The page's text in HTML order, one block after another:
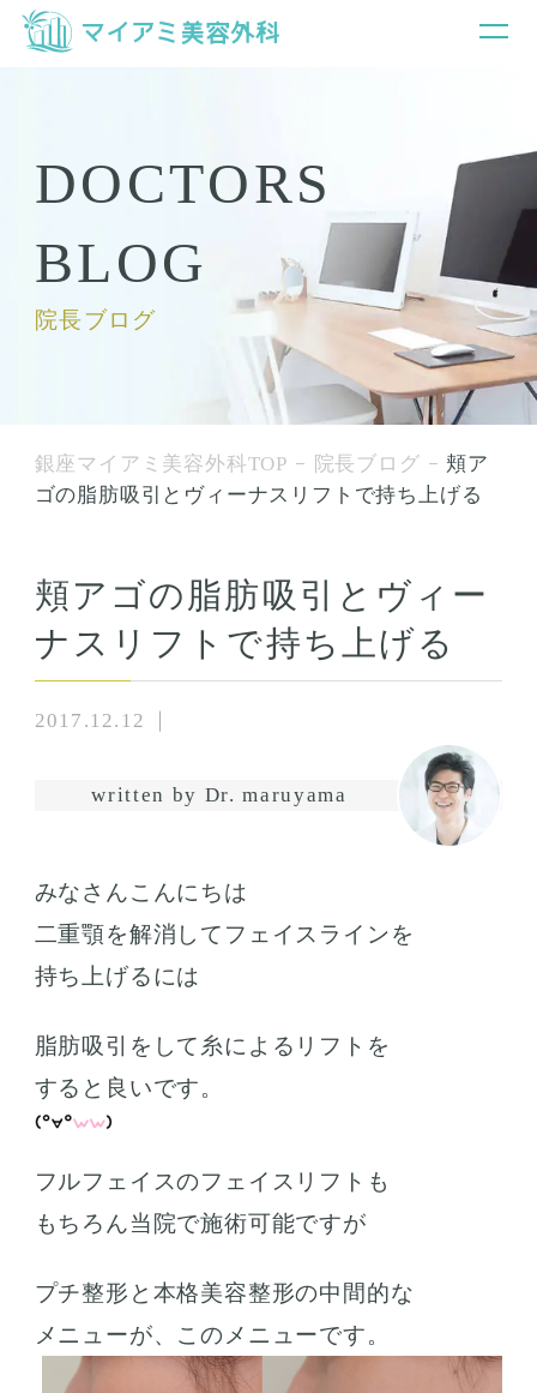
DOCTORS
BLOG
院長ブログ
銀座マイアミ美容外科TOP 院長ブログ
頬ア
ゴの脂肪吸引とヴィーナスリフトで持ち上げる
頬アゴの脂肪吸引とヴィー
ナスリフトで持ち上げる
2017.12.12
written by Dr. maruyama
みなさんこんにちは
二重顎を解消してフェイスラインを
持ち上げるには
脂肪吸引をして糸によるリフトを
すると良いです。
フルフェイスのフェイスリフトも
もちろん当院で施術可能ですが
プチ整形と本格美容整形の中間的な
メニューが、このメニューです。